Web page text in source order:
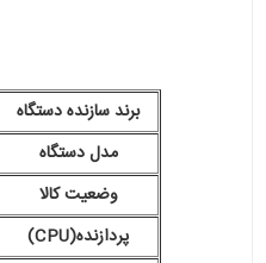
برند سازنده دستگاه
مدل دستگاه
وضعیت کالا
پردازنده(CPU)